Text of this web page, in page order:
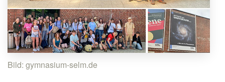
Bild: gymnasium-selm.de